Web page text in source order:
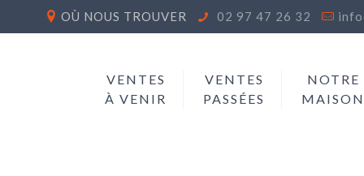
OÙ NOUS TROUVER 02 97 47 26 32
VENTES
À VENIR
VENTES
PASSÉES
NOTRE